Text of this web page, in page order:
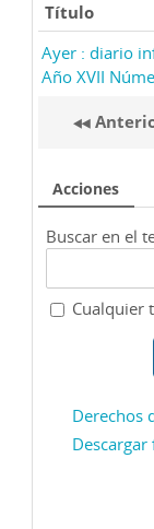
Título
Ayer : diario
Año XVII
Acciones
Buscar en el
Cualquier
Derechos
Descargar